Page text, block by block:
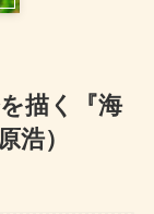
描く『海
浩）